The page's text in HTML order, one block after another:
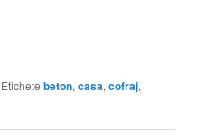
Etichete beton,casa,cofraj,